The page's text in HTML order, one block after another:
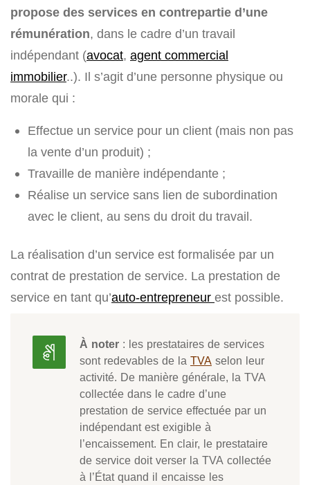
propose des services en contrepartie d’une
rémunération, dans le cadre d’un travail
indépendant (avocat, agent commercial
immobilier..). Il s’agit d’une personne physique ou
morale qui :
Effectue un service pour un client (mais non pas
la vente d’un produit) ;
Travaille de manière indépendante ;
Réalise un service sans lien de subordination
avec le client, au sens du droit du travail.
La réalisation d’un service est formalisée par un
contrat de prestation de service. La prestation de
service en tant qu’auto-entrepreneur est possible.
À noter : les prestataires de services
sont redevables de la TVA selon leur
activité. De manière générale, la TVA
collectée dans le cadre d’une
prestation de service effectuée par un
indépendant est exigible à
l’encaissement. En clair, le prestataire
de service doit verser la TVA collectée
à l’État quand il encaisse les